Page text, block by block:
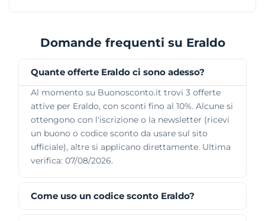
Domande frequenti su Eraldo
Quante offerte Eraldo ci sono adesso?
Al momento su Buonosconto.it trovi 3 offerte
attive per Eraldo, con sconti fino al 10%. Alcune si
ottengono con l'iscrizione o la newsletter (ricevi
un buono o codice sconto da usare sul sito
ufficiale), altre si applicano direttamente. Ultima
verifica: 07/08/2026.
Come uso un codice sconto Eraldo?